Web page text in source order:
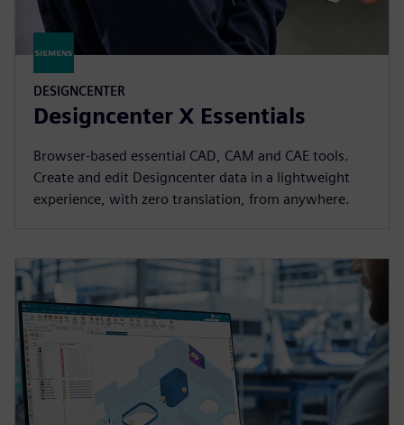
DESIGNCENTER
Designcenter X Essentials
Browser-based essential CAD, CAM and CAE tools.
Create and edit Designcenter data in a lightweight
experience, with zero translation, from anywhere.